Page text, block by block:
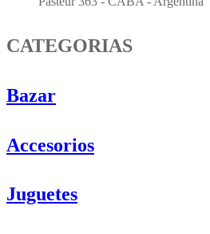
CATEGORIAS
Bazar
Accesorios
Juguetes